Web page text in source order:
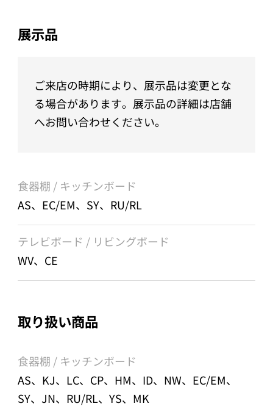
展示品
ご来店の時期により、展示品は変更とな
る場合があります。展示品の詳細は店舗
へお問い合わせください。
食器棚 / キッチンボード
AS、EC/EM、SY、RU/RL
テレビボード / リビングボード
WV、CE
取り扱い商品
食器棚 / キッチンボード
AS、KJ、LC、CP、HM、ID、NW、EC/EM、
SY、JN、RU/RL、YS、MK